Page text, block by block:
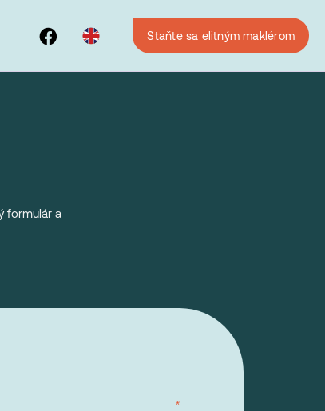
Staňte sa elitným maklérom
formulár a